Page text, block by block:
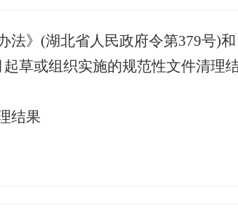
法》 (湖北省人民政府令第379号)
草或组织实施的规范性文件清理
结果